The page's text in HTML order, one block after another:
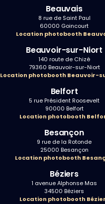
Beauvais
8 rue de Saint Paul
60000 Goincourt
Location photobooth
Beauvoir-sur-Niort
140 route de Chizé
79360 Beauvoir-sur-Niort
Location photobooth Beauvoir-
Belfort
5 rue Président Roosevelt
90000 Belfort
Location photobooth
Besançon
9 rue de la Rotonde
25000 Besançon
Location photobooth
Béziers
1 avenue Alphonse Mas
34500 Béziers
Location photobooth